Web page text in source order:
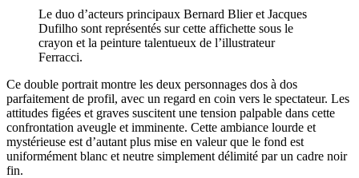
Le duo d’acteurs principaux Bernard Blier et Jacques
Dufilho sont représentés sur cette affichette sous le
crayon et la peinture talentueux de l’illustrateur
Ferracci.
Ce double portrait montre les deux personnages dos à dos
parfaitement de profil, avec un regard en coin vers le spectateur. Les
attitudes figées et graves suscitent une tension palpable dans cette
confrontation aveugle et imminente. Cette ambiance lourde et
mystérieuse est d’autant plus mise en valeur que le fond est
uniformément blanc et neutre simplement délimité par un cadre noir
fin.